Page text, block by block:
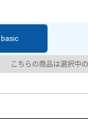
basic
こちらの商品は選択中